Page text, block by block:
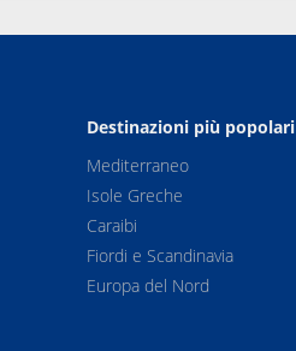
Destinazioni più popolari
Mediterraneo
Isole Greche
Caraibi
Fiordi e Scandinavia
Europa del Nord